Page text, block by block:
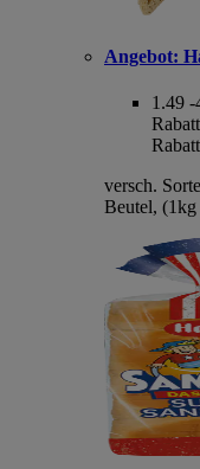
Angebot:
1.49 -
versch.
Beutel,